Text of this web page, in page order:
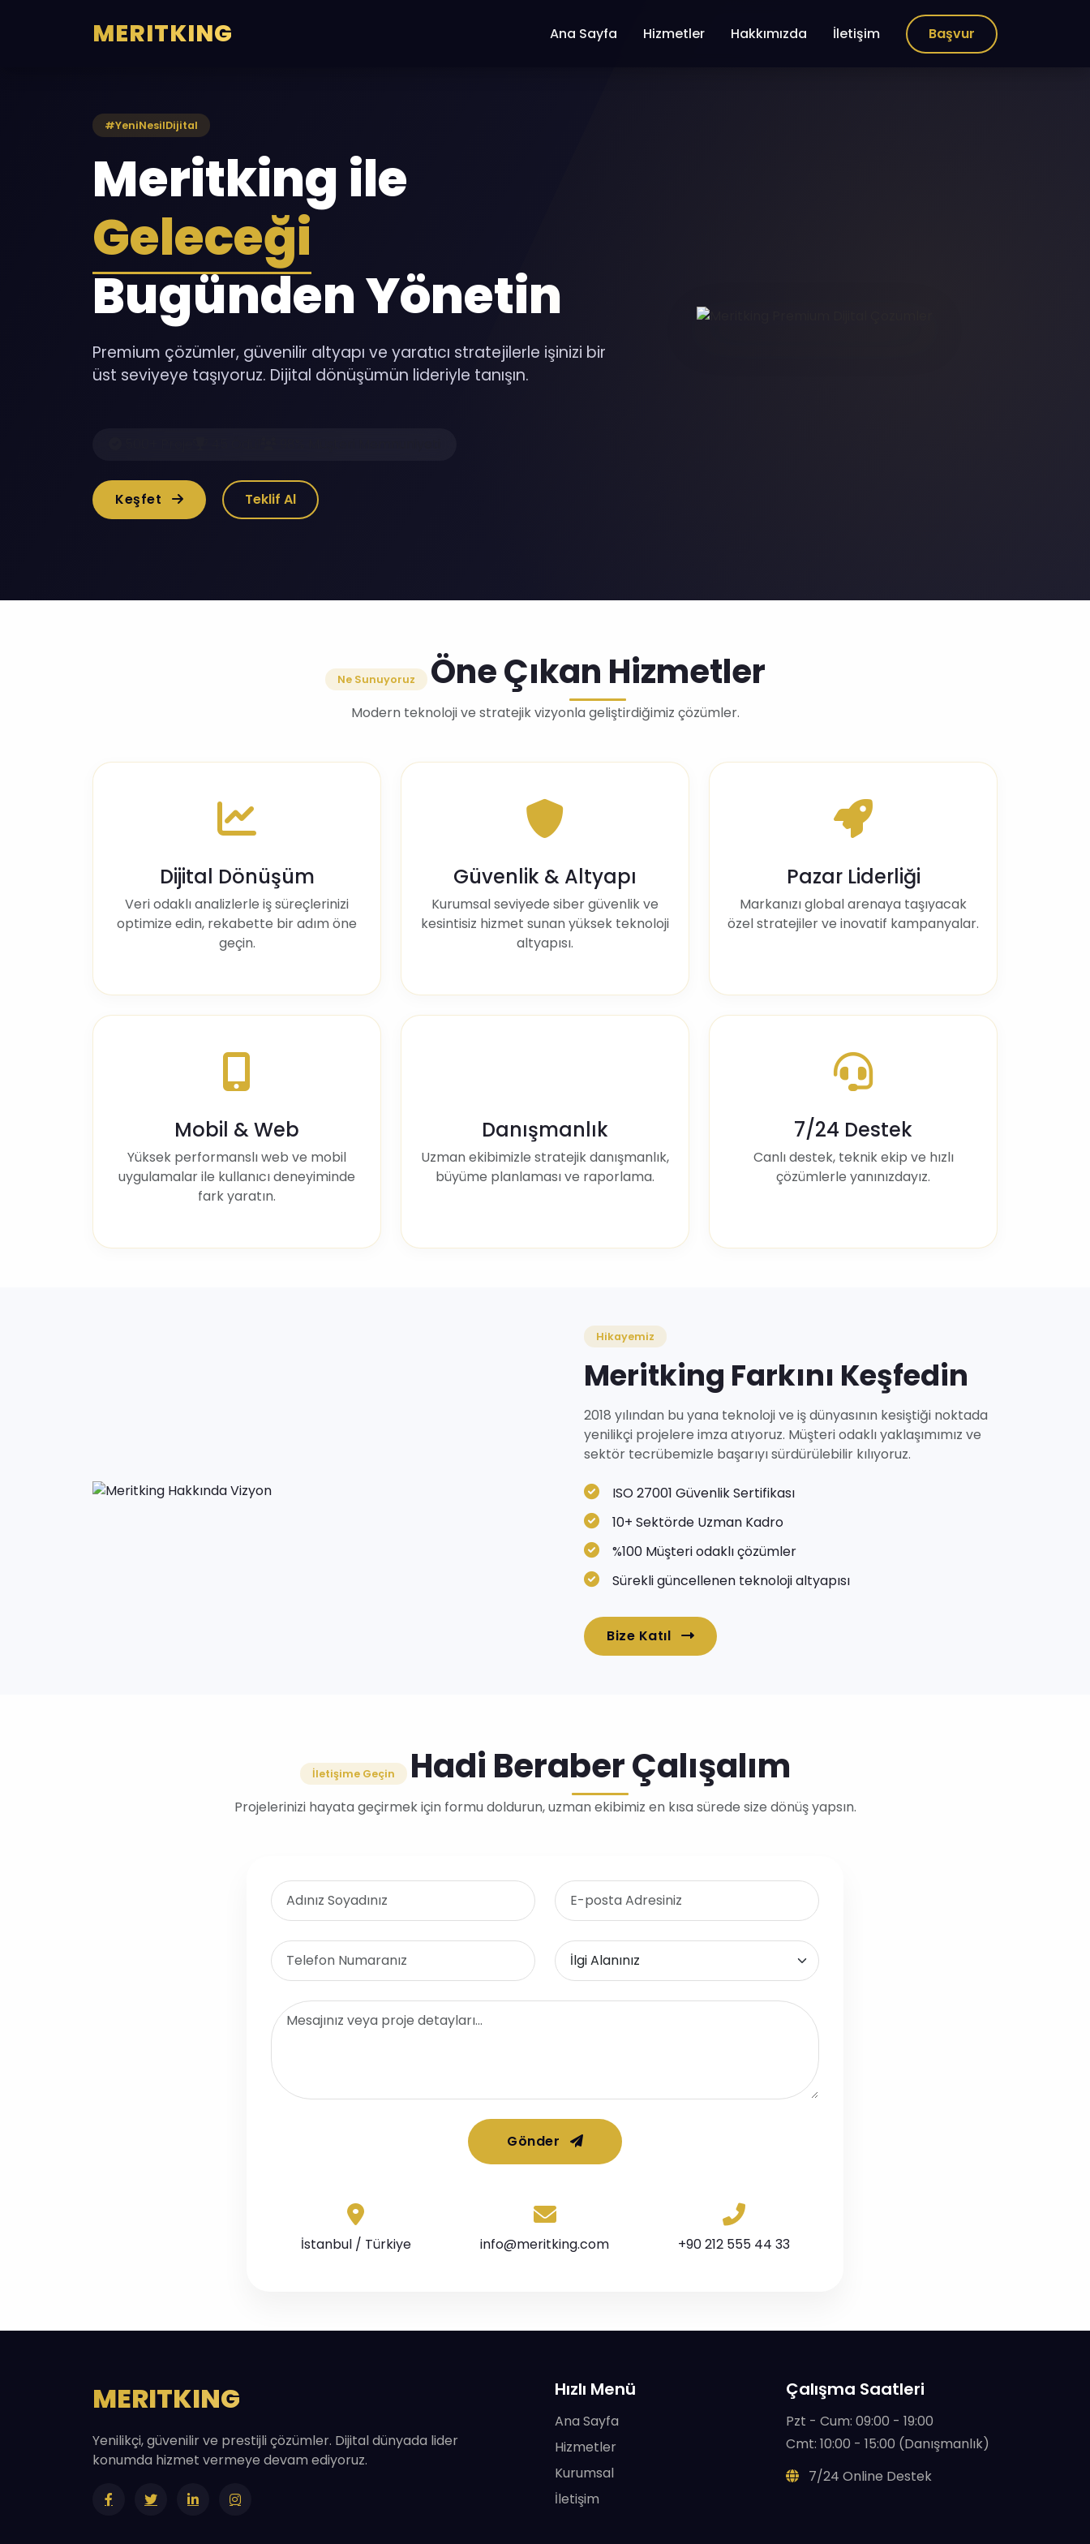
MERITKING Ana Sayfa Hizmetler Hakkımızda İletişim Başvur
#YeniNesilDijital
Meritking ile
Geleceği
Bugünden Yönetin
Premium çözümler, güvenilir altyapı ve yaratıcı stratejilerle işinizi bir
üst seviyeye taşıyoruz. Dijital dönüşümün lideriyle tanışın.
Keşfet Teklif Al
Ne Sunuyoruz Öne Çıkan Hizmetler
Modern teknoloji ve stratejik vizyonla geliştirdiğimiz çözümler.
Dijital Dönüşüm
Veri odaklı analizlerle iş süreçlerinizi
optimize edin, rekabette bir adım öne
geçin.
Güvenlik & Altyapı
Kurumsal seviyede siber güvenlik ve
kesintisiz hizmet sunan yüksek teknoloji
altyapısı.
Pazar Liderliği
Markanızı global arenaya taşıyacak
özel stratejiler ve inovatif kampanyalar.
Mobil & Web
Yüksek performanslı web ve mobil
uygulamalar ile kullanıcı deneyiminde
fark yaratın.
Danışmanlık
Uzman ekibimizle stratejik danışmanlık,
büyüme planlaması ve raporlama.
7/24 Destek
Canlı destek, teknik ekip ve hızlı
çözümlerle yanınızdayız.
Hikayemiz
Meritking Farkını Keşfedin
2018 yılından bu yana teknoloji ve iş dünyasının kesiştiği noktada
yenilikçi projelere imza atıyoruz. Müşteri odaklı yaklaşımımız ve
sektör tecrübemizle başarıyı sürdürülebilir kılıyoruz.
ISO 27001 Güvenlik Sertifikası
10+ Sektörde Uzman Kadro
%100 Müşteri odaklı çözümler
Sürekli güncellenen teknoloji altyapısı
Bize Katıl
İletişime Geçin Hadi Beraber Çalışalım
Projelerinizi hayata geçirmek için formu doldurun, uzman ekibimiz en kısa sürede size dönüş yapsın.
Gönder
İstanbul / Türkiye info@meritking.com +90 212 555 44 33
MERITKING
Yenilikçi, güvenilir ve prestijli çözümler. Dijital dünyada lider
konumda hizmet vermeye devam ediyoruz.
Hızlı Menü
Ana Sayfa
Hizmetler
Kurumsal
İletişim
Çalışma Saatleri
Pzt - Cum: 09:00 - 19:00
Cmt: 10:00 - 15:00 (Danışmanlık)
7/24 Online Destek